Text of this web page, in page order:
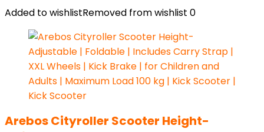
Added to wishlistRemoved from wishlist 0
Arebos Cityroller Scooter Height-